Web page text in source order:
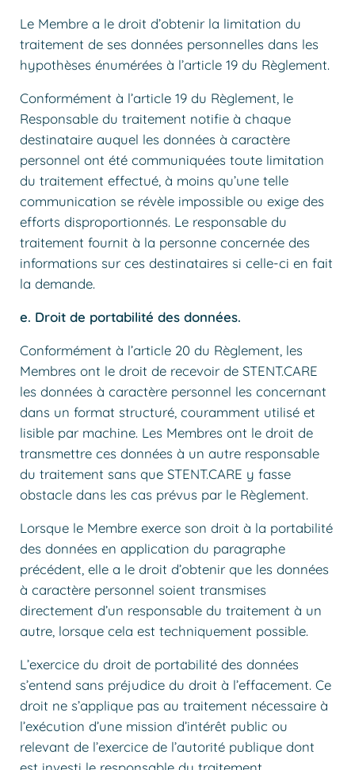
Le Membre a le droit d’obtenir la limitation du
traitement de ses données personnelles dans les
hypothèses énumérées à l’article 19 du Règlement.
Conformément à l’article 19 du Règlement, le
Responsable du traitement notifie à chaque
destinataire auquel les données à caractère
personnel ont été communiquées toute limitation
du traitement effectué, à moins qu’une telle
communication se révèle impossible ou exige des
efforts disproportionnés. Le responsable du
traitement fournit à la personne concernée des
informations sur ces destinataires si celle-ci en fait
la demande.
e. Droit de portabilité des données.
Conformément à l’article 20 du Règlement, les
Membres ont le droit de recevoir de STENT.CARE
les données à caractère personnel les concernant
dans un format structuré, couramment utilisé et
lisible par machine. Les Membres ont le droit de
transmettre ces données à un autre responsable
du traitement sans que STENT.CARE y fasse
obstacle dans les cas prévus par le Règlement.
Lorsque le Membre exerce son droit à la portabilité
des données en application du paragraphe
précédent, elle a le droit d’obtenir que les données
à caractère personnel soient transmises
directement d’un responsable du traitement à un
autre, lorsque cela est techniquement possible.
L’exercice du droit de portabilité des données
s’entend sans préjudice du droit à l’effacement. Ce
droit ne s’applique pas au traitement nécessaire à
l’exécution d’une mission d’intérêt public ou
relevant de l’exercice de l’autorité publique dont